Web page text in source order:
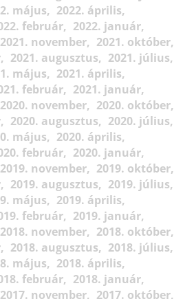
május
2022. április
február
2022. január
2021. november
2021. október
2021. augusztus
2021. július
május
2021. április
február
2021. január
2020. november
2020. október
2020. augusztus
2020. július
május
2020. április
február
2020. január
2019. november
2019. október
2019. augusztus
2019. július
május
2019. április
február
2019. január
2018. november
2018. október
2018. augusztus
2018. július
május
2018. április
február
2018. január
2017. november
2017. október